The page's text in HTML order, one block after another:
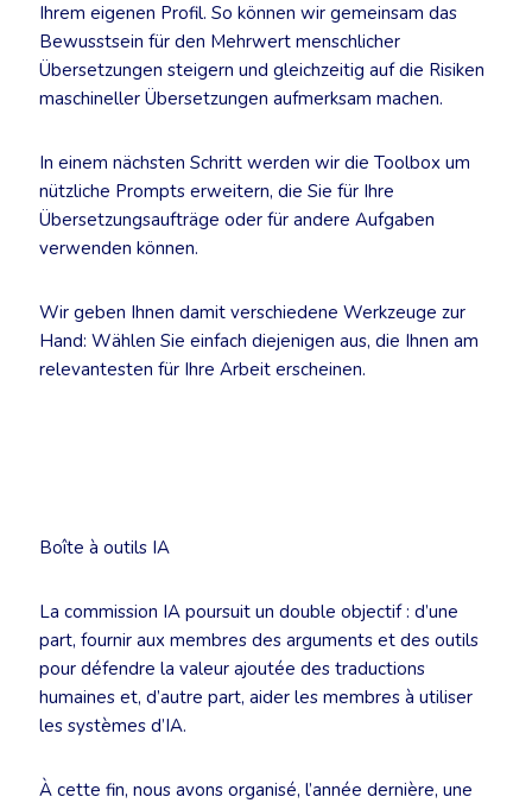
Ihrem eigenen Profil. So können wir gemeinsam das
Bewusstsein für den Mehrwert menschlicher
Übersetzungen steigern und gleichzeitig auf die Risiken
maschineller Übersetzungen aufmerksam machen.
In einem nächsten Schritt werden wir die Toolbox um
nützliche Prompts erweitern, die Sie für Ihre
Übersetzungsaufträge oder für andere Aufgaben
verwenden können.
Wir geben Ihnen damit verschiedene Werkzeuge zur
Hand: Wählen Sie einfach diejenigen aus, die Ihnen am
relevantesten für Ihre Arbeit erscheinen.
Boîte à outils IA
La commission IA poursuit un double objectif : d’une
part, fournir aux membres des arguments et des outils
pour défendre la valeur ajoutée des traductions
humaines et, d’autre part, aider les membres à utiliser
les systèmes d’IA.
À cette fin, nous avons organisé, l’année dernière, une